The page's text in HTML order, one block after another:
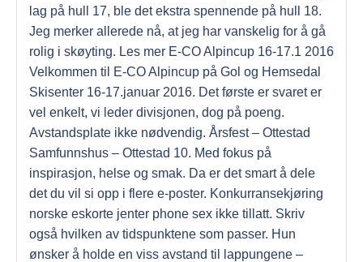
lag på hull 17, ble det ekstra spennende på hull 18.
Jeg merker allerede nå, at jeg har vanskelig for å gå
rolig i skøyting. Les mer E-CO Alpincup 16-17.1 2016
Velkommen til E-CO Alpincup på Gol og Hemsedal
Skisenter 16-17.januar 2016. Det første er svaret er
vel enkelt, vi leder divisjonen, dog på poeng.
Avstandsplate ikke nødvendig. Årsfest – Ottestad
Samfunnshus – Ottestad 10. Med fokus på
inspirasjon, helse og smak. Da er det smart å dele
det du vil si opp i flere e-poster. Konkurransekjøring
norske eskorte jenter phone sex ikke tillatt. Skriv
også hvilken av tidspunktene som passer. Hun
ønsker å holde en viss avstand til lappungene –